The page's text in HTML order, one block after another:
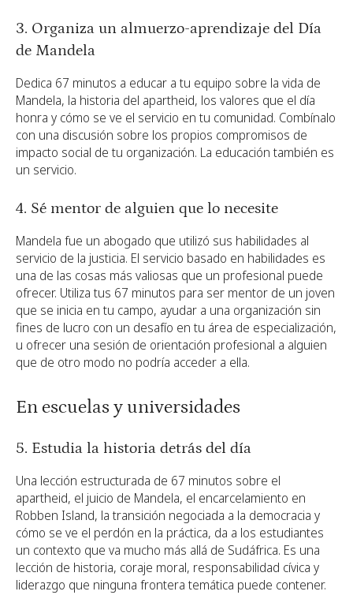
3. Organiza un almuerzo-aprendizaje del Día
de Mandela
Dedica 67 minutos a educar a tu equipo sobre la vida de
Mandela, la historia del apartheid, los valores que el día
honra y cómo se ve el servicio en tu comunidad. Combínalo
con una discusión sobre los propios compromisos de
impacto social de tu organización. La educación también es
un servicio.
4. Sé mentor de alguien que lo necesite
Mandela fue un abogado que utilizó sus habilidades al
servicio de la justicia. El servicio basado en habilidades es
una de las cosas más valiosas que un profesional puede
ofrecer. Utiliza tus 67 minutos para ser mentor de un joven
que se inicia en tu campo, ayudar a una organización sin
fines de lucro con un desafío en tu área de especialización,
u ofrecer una sesión de orientación profesional a alguien
que de otro modo no podría acceder a ella.
En escuelas y universidades
5. Estudia la historia detrás del día
Una lección estructurada de 67 minutos sobre el
apartheid, el juicio de Mandela, el encarcelamiento en
Robben Island, la transición negociada a la democracia y
cómo se ve el perdón en la práctica, da a los estudiantes
un contexto que va mucho más allá de Sudáfrica. Es una
lección de historia, coraje moral, responsabilidad cívica y
liderazgo que ninguna frontera temática puede contener.